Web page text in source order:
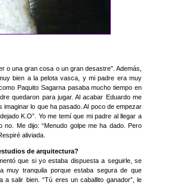
o una gran cosa o un gran desastre”. Además,
bien a la pelota vasca, y mi padre era muy
Paquito Sagarna pasaba mucho tiempo en
quedaron para jugar. Al acabar Eduardo me
imaginar lo que ha pasado. Al poco de empezar
K.O”. Yo me temí que mi padre al llegar a
Me dijo: “Menudo golpe me ha dado. Pero
aliviada.
de arquitectura?
que si yo estaba dispuesta a seguirle, se
muy tranquila porque estaba segura de que
salir bien. “Tú eres un caballito ganador”, le